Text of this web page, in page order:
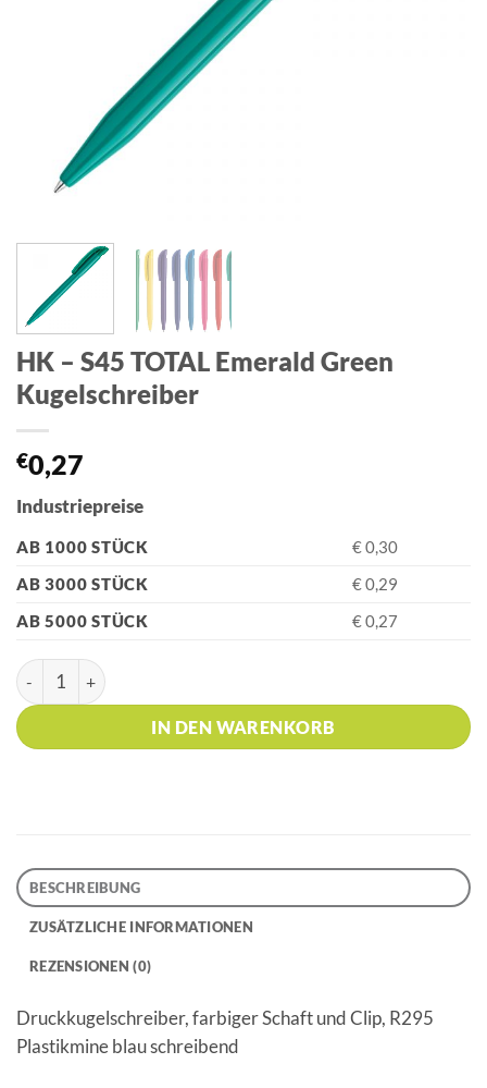
HK – S45 TOTAL Emerald Green
Kugelschreiber
€0,27
Industriepreise
AB 1000 STÜCK
€ 0,30
AB 3000 STÜCK
€ 0,29
AB 5000 STÜCK
€ 0,27
HK - S45 TOTAL Emerald Green Kugelschreiber Menge
IN DEN WARENKORB
BESCHREIBUNG
ZUSÄTZLICHE INFORMATIONEN
REZENSIONEN (0)
Druckkugelschreiber, farbiger Schaft und Clip, R295
Plastikmine blau schreibend